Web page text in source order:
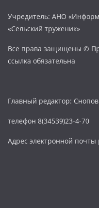
Учредитель: АНО
«Сельский труженик»
Все права защищены ©
ссылка обязательна
Главный редактор:
телефон 8(34539)23-4-70
Адрес электронной почты